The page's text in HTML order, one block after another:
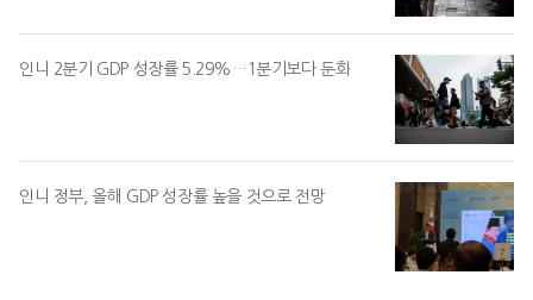
인니 2분기 GDP 성장률 5.29%…1분기보다 둔화
인니 정부, 올해 GDP 성장률 높을 것으로 전망